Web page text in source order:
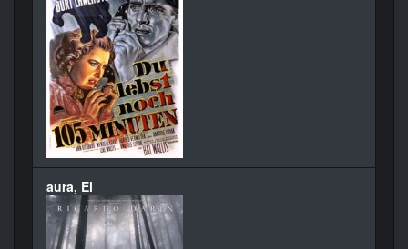
aura, El